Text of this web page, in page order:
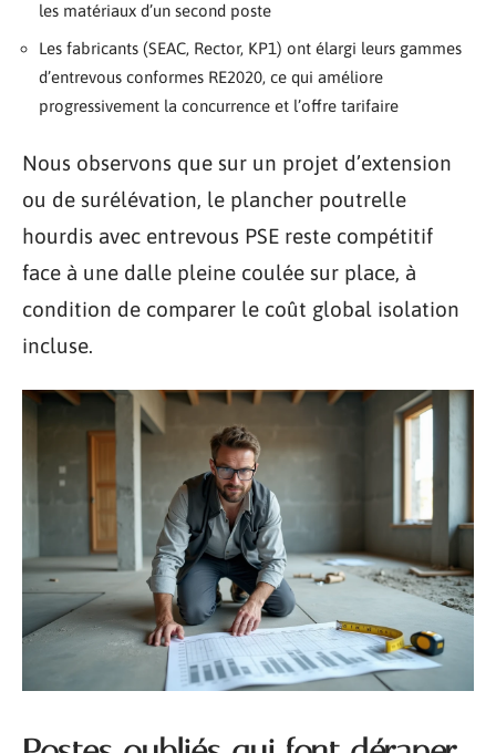
les matériaux d’un second poste
Les fabricants (SEAC, Rector, KP1) ont élargi leurs gammes
d’entrevous conformes RE2020, ce qui améliore
progressivement la concurrence et l’offre tarifaire
Nous observons que sur un projet d’extension
ou de surélévation, le plancher poutrelle
hourdis avec entrevous PSE reste compétitif
face à une dalle pleine coulée sur place, à
condition de comparer le coût global isolation
incluse.